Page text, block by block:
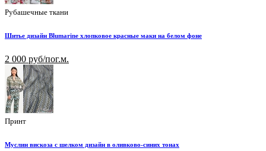
Рубашечные ткани
Шитье дизайн Blumarine хлопковое красные маки на белом фоне
2 000 руб/пог.м.
Принт
Муслин вискоза с шелком дизайн в оливково-синих тонах